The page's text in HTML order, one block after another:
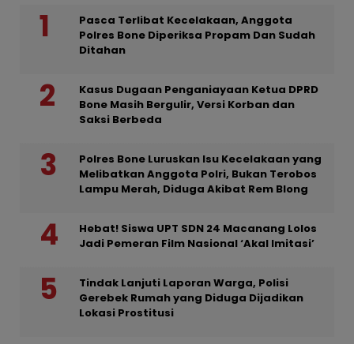
Pasca Terlibat Kecelakaan, Anggota
Polres Bone Diperiksa Propam Dan Sudah
Ditahan
Kasus Dugaan Penganiayaan Ketua DPRD
Bone Masih Bergulir, Versi Korban dan
Saksi Berbeda
Polres Bone Luruskan Isu Kecelakaan yang
Melibatkan Anggota Polri, Bukan Terobos
Lampu Merah, Diduga Akibat Rem Blong
Hebat! Siswa UPT SDN 24 Macanang Lolos
Jadi Pemeran Film Nasional ‘Akal Imitasi’
Tindak Lanjuti Laporan Warga, Polisi
Gerebek Rumah yang Diduga Dijadikan
Lokasi Prostitusi